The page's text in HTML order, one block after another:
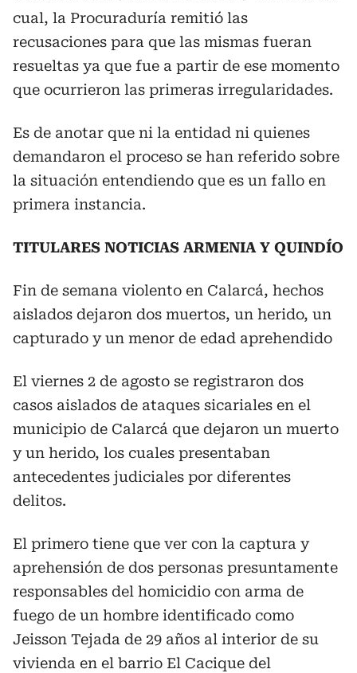
cual, la Procuraduría remitió las
recusaciones para que las mismas fueran
resueltas ya que fue a partir de ese momento
que ocurrieron las primeras irregularidades.
Es de anotar que ni la entidad ni quienes
demandaron el proceso se han referido sobre
la situación entendiendo que es un fallo en
primera instancia.
TITULARES NOTICIAS ARMENIA Y QUINDÍO
Fin de semana violento en Calarcá, hechos
aislados dejaron dos muertos, un herido, un
capturado y un menor de edad aprehendido
El viernes 2 de agosto se registraron dos
casos aislados de ataques sicariales en el
municipio de Calarcá que dejaron un muerto
y un herido, los cuales presentaban
antecedentes judiciales por diferentes
delitos.
El primero tiene que ver con la captura y
aprehensión de dos personas presuntamente
responsables del homicidio con arma de
fuego de un hombre identificado como
Jeisson Tejada de 29 años al interior de su
vivienda en el barrio El Cacique del